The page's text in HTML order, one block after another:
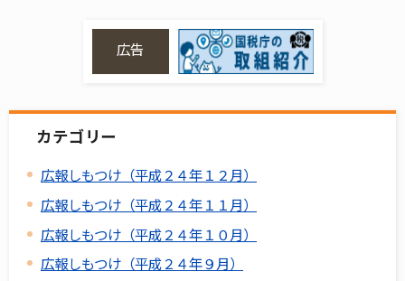
広告
カテゴリー
広報しもつけ（平成２４年１２月）
広報しもつけ（平成２４年１１月）
広報しもつけ（平成２４年１０月）
広報しもつけ（平成２４年９月）